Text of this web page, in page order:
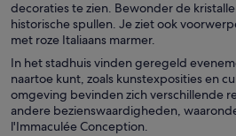
decoraties te zien. Bewonder de
historische spullen. Je ziet ook
met roze Italiaans marmer.
In het stadhuis vinden geregeld
naartoe kunt, zoals kunstexposities en
omgeving bevinden zich verschillende
andere bezienswaardigheden,
l'Immaculée Conception.